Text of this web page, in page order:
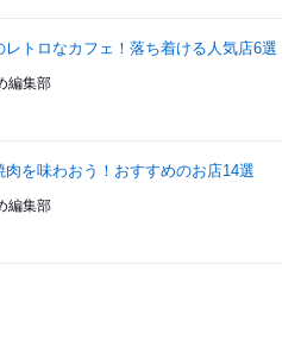
レトロなカフェ！落ち着ける人気店6選
編集部
を味わおう！おすすめのお店14選
編集部